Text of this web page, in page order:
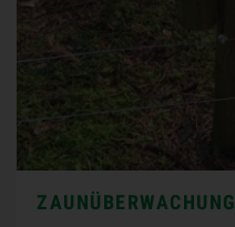
ZAUNÜBERWACHUNG